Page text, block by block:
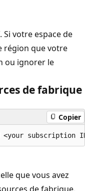
votre espace de
région que votre
ou ignorer le
de fabrique
Copier
que vous avez